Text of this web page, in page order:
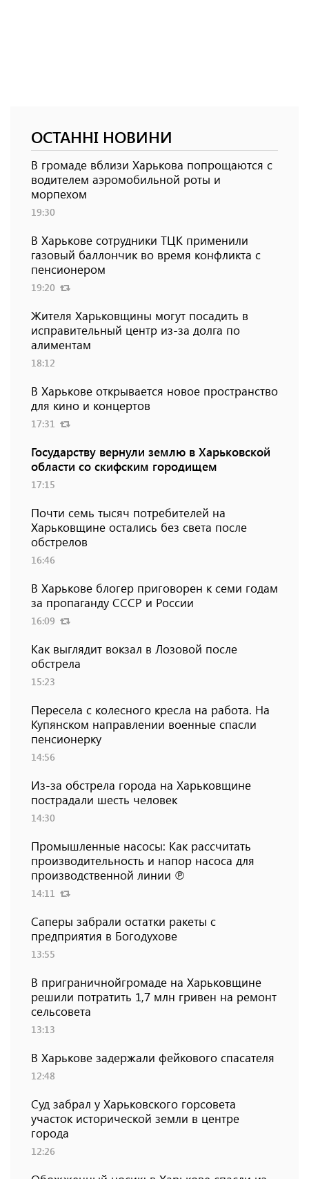
ОСТАННІ НОВИНИ
В громаде вблизи Харькова попрощаются с
водителем аэромобильной роты и
морпехом
19:30
В Харькове сотрудники ТЦК применили
газовый баллончик во время конфликта с
пенсионером
19:20
Жителя Харьковщины могут посадить в
исправительный центр из-за долга по
алиментам
18:12
В Харькове открывается новое пространство
для кино и концертов
17:31
Государству вернули землю в Харьковской
области со скифским городищем
17:15
Почти семь тысяч потребителей на
Харьковщине остались без света после
обстрелов
16:46
В Харькове блогер приговорен к семи годам
за пропаганду СССР и России
16:09
Как выглядит вокзал в Лозовой после
обстрела
15:23
Пересела с колесного кресла на работа. На
Купянском направлении военные спасли
пенсионерку
14:56
Из-за обстрела города на Харьковщине
пострадали шесть человек
14:30
Промышленные насосы: Как рассчитать
производительность и напор насоса для
производственной линии ℗
14:11
Саперы забрали остатки ракеты с
предприятия в Богодухове
13:55
В приграничнойгромаде на Харьковщине
решили потратить 1,7 млн ​​гривен на ремонт
сельсовета
13:13
В Харькове задержали фейкового спасателя
12:48
Суд забрал у Харьковского горсовета
участок исторической земли в центре
города
12:26